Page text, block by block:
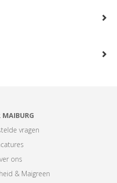
MAIBURG
vragen
ons
& Maigreen